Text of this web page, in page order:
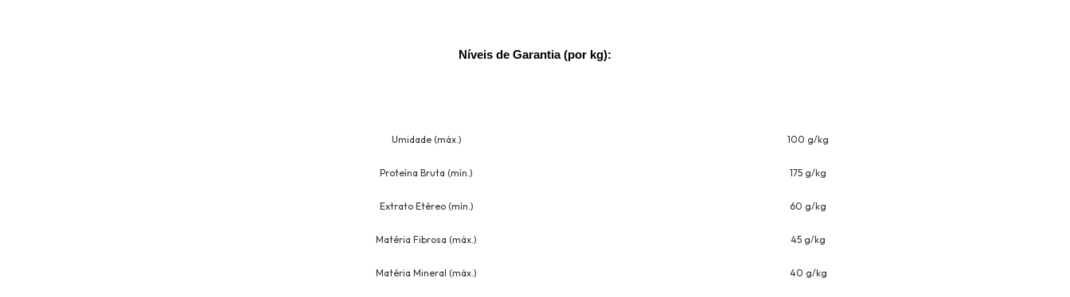
Níveis de Garantia (por kg):
Umidade (máx.) 100 g/kg
Proteína Bruta (mín.) 175 g/kg
Extrato Etéreo (mín.) 60 g/kg
Matéria Fibrosa (máx.) 45 g/kg
Matéria Mineral (máx.) 40 g/kg